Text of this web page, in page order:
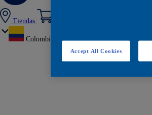
Tiendas
Colombia
Accept All Cookies